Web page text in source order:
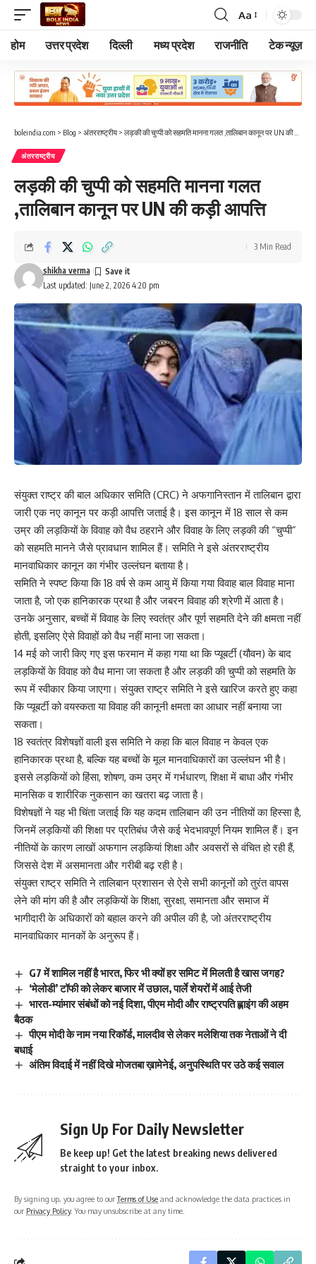
Font
Resizer
Aa
होम उत्तर प्रदेश दिल्ली मध्य प्रदेश राजनीति टेक न्यूज़
boleindia.com > Blog > अंतरराष्ट्रीय> लड़की की चुप्पी को सहमति मानना गलत ,तालिबान कानून पर UN की कड़ी आपत्ति
अंतरराष्ट्रीय
लड़की की चुप्पी को सहमति मानना गलत
,तालिबान कानून पर UN की कड़ी आपत्ति
Last updated: June 2, 2026 4:20 pm
shikha verma
3 Min Read
संयुक्त राष्ट्र की बाल अधिकार समिति (CRC) ने अफगानिस्तान में तालिबान द्वारा
जारी एक नए कानून पर कड़ी आपत्ति जताई है। इस कानून में 18 साल से कम
उम्र की लड़कियों के विवाह को वैध ठहराने और विवाह के लिए लड़की की “चुप्पी”
को सहमति मानने जैसे प्रावधान शामिल हैं। समिति ने इसे अंतरराष्ट्रीय
मानवाधिकार कानून का गंभीर उल्लंघन बताया है।
समिति ने स्पष्ट किया कि 18 वर्ष से कम आयु में किया गया विवाह बाल विवाह माना
जाता है, जो एक हानिकारक प्रथा है और जबरन विवाह की श्रेणी में आता है।
उनके अनुसार, बच्चों में विवाह के लिए स्वतंत्र और पूर्ण सहमति देने की क्षमता नहीं
होती, इसलिए ऐसे विवाहों को वैध नहीं माना जा सकता।
14 मई को जारी किए गए इस फरमान में कहा गया था कि प्यूबर्टी (यौवन) के बाद
लड़कियों के विवाह को वैध माना जा सकता है और लड़की की चुप्पी को सहमति के
रूप में स्वीकार किया जाएगा। संयुक्त राष्ट्र समिति ने इसे खारिज करते हुए कहा
कि प्यूबर्टी को वयस्कता या विवाह की कानूनी क्षमता का आधार नहीं बनाया जा
सकता।
18 स्वतंत्र विशेषज्ञों वाली इस समिति ने कहा कि बाल विवाह न केवल एक
हानिकारक प्रथा है, बल्कि यह बच्चों के मूल मानवाधिकारों का उल्लंघन भी है।
इससे लड़कियों को हिंसा, शोषण, कम उम्र में गर्भधारण, शिक्षा में बाधा और गंभीर
मानसिक व शारीरिक नुकसान का खतरा बढ़ जाता है।
विशेषज्ञों ने यह भी चिंता जताई कि यह कदम तालिबान की उन नीतियों का हिस्सा है,
जिनमें लड़कियों की शिक्षा पर प्रतिबंध जैसे कई भेदभावपूर्ण नियम शामिल हैं। इन
नीतियों के कारण लाखों अफगान लड़कियां शिक्षा और अवसरों से वंचित हो रही हैं,
जिससे देश में असमानता और गरीबी बढ़ रही है।
संयुक्त राष्ट्र समिति ने तालिबान प्रशासन से ऐसे सभी कानूनों को तुरंत वापस
लेने की मांग की है और लड़कियों के शिक्षा, सुरक्षा, समानता और समाज में
भागीदारी के अधिकारों को बहाल करने की अपील की है, जो अंतरराष्ट्रीय
मानवाधिकार मानकों के अनुरूप हैं।
G7 में शामिल नहीं है भारत, फिर भी क्यों हर समिट में मिलती है खास जगह?
‘मेलोडी’ टॉफी को लेकर बाजार में उछाल, पार्ले शेयरों में आई तेजी
भारत-म्यांमार संबंधों को नई दिशा, पीएम मोदी और राष्ट्रपति ह्लाइंग की अहम
बैठक
पीएम मोदी के नाम नया रिकॉर्ड, मालदीव से लेकर मलेशिया तक नेताओं ने दी
बधाई
अंतिम विदाई में नहीं दिखे मोजतबा ख़ामेनेई, अनुपस्थिति पर उठे कई सवाल
Sign Up For Daily Newsletter
Be keep up! Get the latest breaking news delivered
straight to your inbox.
By signing up, you agree to ourTerms of Use and acknowledge the data practices in
our Privacy Policy. You may unsubscribe at any time.